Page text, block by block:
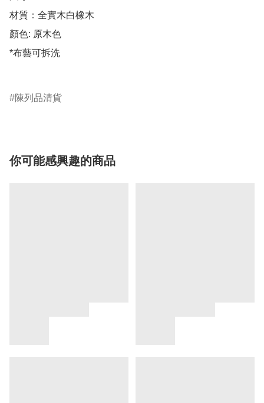
材質：全實木白橡木
顏色: 原木色
*布藝可拆洗
陳列品清貨
你可能感興趣的商品